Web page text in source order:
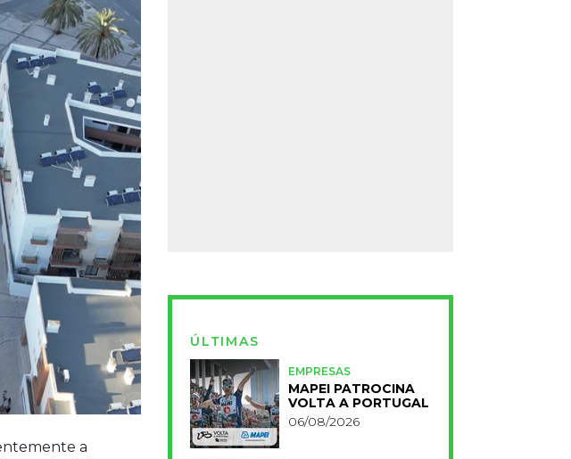
a
ÚLTIMAS
EMPRESAS
MAPEI PATROCINA
VOLTA A PORTUGAL
06/08/2026